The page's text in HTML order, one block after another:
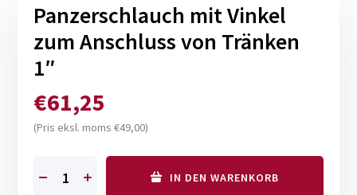
Panzerschlauch mit Vinkel
zum Anschluss von Tränken
1″
€61,25
(Pris eksl. moms€49,00)
Panzerschlauch
IN DEN WARENKORB